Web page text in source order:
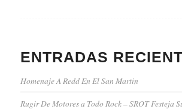
ENTRADAS
Homenaje A Redd En El San Martin
Rugir De Motores a Todo Rock – SROT Festeja